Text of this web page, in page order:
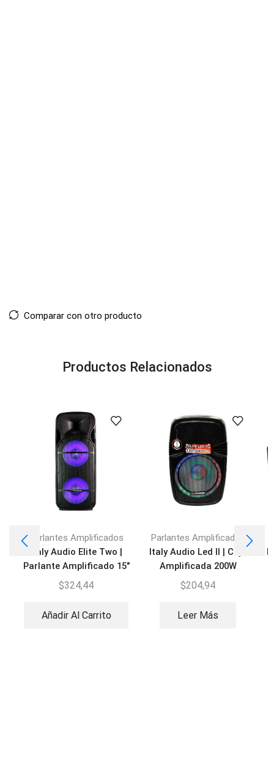
Comparar con otro producto
Productos Relacionados
Parlantes Amplificados
Italy Audio Elite Two |
Parlante Amplificado 15″
$324,44
Añadir Al Carrito
Parlantes Amplificados
Italy Audio Led II | Caja
Amplificada 200W
$204,94
Leer Más